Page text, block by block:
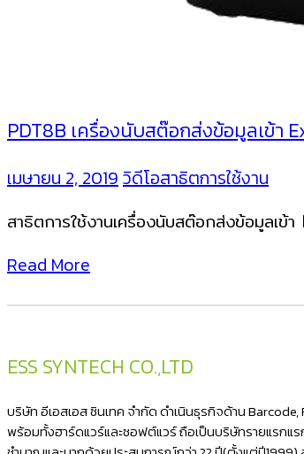
PDT8B เครื่องนับสต๊อกส่งข้อมูลเข้า
เมษายน 2, 2019วิดีโอสาธิตการใช้งาน
สาธิตการใช้งานเครื่องนับสต๊อกส่งข้อมูลเข้
Read More
ESS SYNTECH CO.,LTD
บริษัท อีเอสเอส ซินเทค จำกัด ดำเนินธุรกิจด้าน
พร้อมทั้งฮาร์ดแวร์และซอฟต์แวร์ ถือเป็นบริษัทรายแรกแร